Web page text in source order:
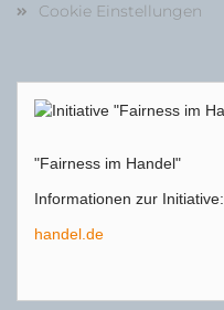
Cookie Einstellungen
"Fairness im Handel"
Informationen zur Initiative:
handel.de